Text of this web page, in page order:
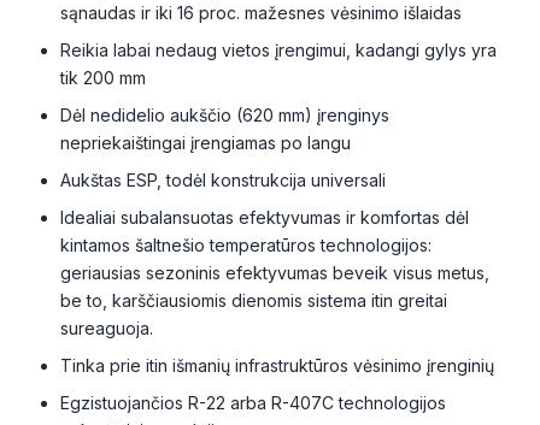
sąnaudas ir iki 16 proc. mažesnes vėsinimo išlaidas
Reikia labai nedaug vietos įrengimui, kadangi gylys yra
tik 200 mm
Dėl nedidelio aukščio (620 mm) įrenginys
nepriekaištingai įrengiamas po langu
Aukštas ESP, todėl konstrukcija universali
Idealiai subalansuotas efektyvumas ir komfortas dėl
kintamos šaltnešio temperatūros technologijos:
geriausias sezoninis efektyvumas beveik visus metus,
be to, karščiausiomis dienomis sistema itin greitai
sureaguoja.
Tinka prie itin išmanių infrastruktūros vėsinimo įrenginių
Egzistuojančios R-22 arba R-407C technologijos